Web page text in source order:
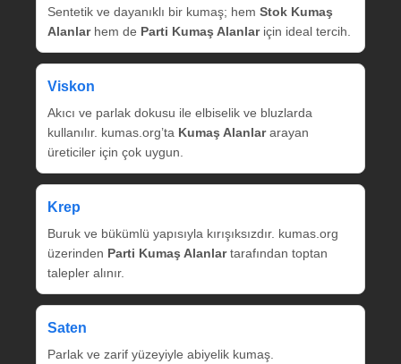
Sentetik ve dayanıklı bir kumaş; hem Stok Kumaş
Alanlarhem de Parti Kumaş Alanlariçin ideal tercih.
Viskon
Akıcı ve parlak dokusu ile elbiselik ve bluzlarda
kullanılır. kumas.org’ta Kumaş Alanlararayan
üreticiler için çok uygun.
Krep
Buruk ve bükümlü yapısıyla kırışıksızdır. kumas.org
üzerinden Parti Kumaş Alanlartarafından toptan
talepler alınır.
Saten
Parlak ve zarif yüzeyiyle abiyelik kumaş.